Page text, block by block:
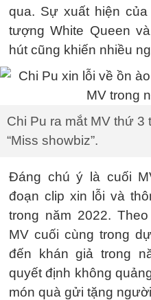
qua. Sự xuất hiện
tượng White Queen
hút cũng khiến nhiều
Chi Pu ra mắt MV thứ 3
“Miss showbiz”.
Đáng chú ý là cuối
đoạn clip xin lỗi và
trong năm 2022.
MV cuối cùng trong
đến khán giả trong
quyết định không
món quà gửi tặng